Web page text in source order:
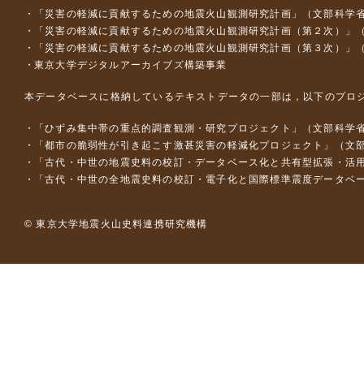
「災害の軽減に貢献するための地震火山観測研究計画」（文部科学
「災害の軽減に貢献するための地震火山観測研究計画（第２次）」
「災害の軽減に貢献するための地震火山観測研究計画（第３次）」
東京大学デジタルアーカイブズ構築事業
本データベースに格納しているテキストデータの一部は，以下のプロ
「ひずみ集中帯の重点的調査観測・研究プロジェクト」（文部科
「都市の脆弱性が引き起こす激甚災害の軽減化プロジェクト」（
「古代・中世の地震史料の校訂・データベース化と共有型拡張・
「古代・中世の全地震史料の校訂・電子化と国際標準震度データ
© 東京大学地震火山史料連携研究機構